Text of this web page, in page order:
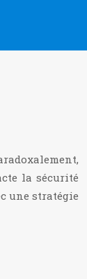
la sécurité
une stratégie